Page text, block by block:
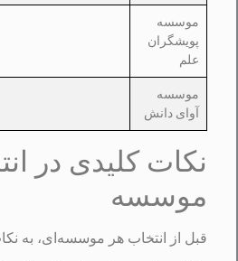
موسسه
پویشگران
علم
موسسه
آوای دانش
نکات کلیدی در
موسسه
قبل از انتخاب هر موسسه‌ای، به